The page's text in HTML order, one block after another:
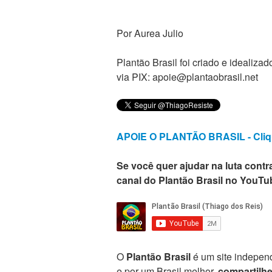
Por Aurea Julio
Plantão Brasil foi criado e
via PIX: apoie@plantaobrasil.net
APOIE O PLANTÃO BRASIL -
Se você quer ajudar na luta
canal do Plantão Brasil no
O Plantão Brasilé um site